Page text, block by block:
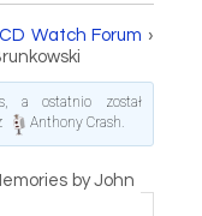
Watch Forum ›
a ostatnio został
Anthony Crash.
by John